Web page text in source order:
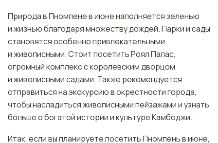
Природа в Пномпене в июне наполняется зеленью
и жизнью благодаря множеству дождей. Парки и сады
становятся особенно привлекательными
и живописными. Стоит посетить Роял Палас,
огромный комплекс с королевским дворцом
и живописными садами. Также рекомендуется
отправиться на экскурсию в окрестности города,
чтобы насладиться живописными пейзажами и узнать
больше о богатой истории и культуре Камбоджи.
Итак, если вы планируете посетить Пномпень в июне,